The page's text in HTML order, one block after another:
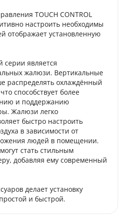
TOUCH CONTROL
настроить необходимы
отображает установленную
является
жалюзи. Вертикальные
распределять охлаждённый
способствует более
и поддержанию
Жалюзи легко
быстро настроить
в зависимости от
людей в помещении.
стать стильным
добавляя ему современный
делает установку
и быстрой.